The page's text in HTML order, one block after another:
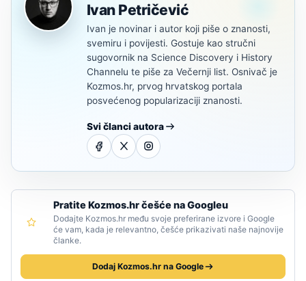
Ivan Petričević
Ivan je novinar i autor koji piše o znanosti,
svemiru i povijesti. Gostuje kao stručni
sugovornik na Science Discovery i History
Channelu te piše za Večernji list. Osnivač je
Kozmos.hr, prvog hrvatskog portala
posvećenog popularizaciji znanosti.
Svi članci autora
Pratite Kozmos.hr češće na Googleu
Dodajte Kozmos.hr među svoje preferirane izvore i Google
će vam, kada je relevantno, češće prikazivati naše najnovije
članke.
Dodaj Kozmos.hr na Google